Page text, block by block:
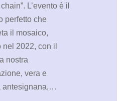
L’evento è il
perfetto che
il mosaico,
nel 2022, con il
nostra
vera e
antesignana,…